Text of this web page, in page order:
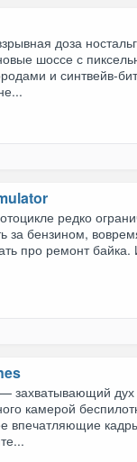
доза
шоссе с
и синтвейв-
редко
за бензином,
про ремонт байка.
захватывающий дух
камерой
впечатляющие